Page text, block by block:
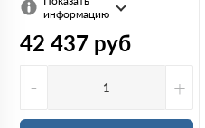
информацию
42 437 руб
-
+